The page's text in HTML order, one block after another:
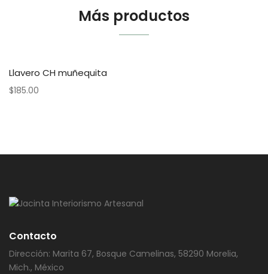
Más productos
Llavero CH muñequita
$185.00
Contacto
Dirección: Marita 67, Bosque Camelinas, 58290 Morelia,
Mich., México